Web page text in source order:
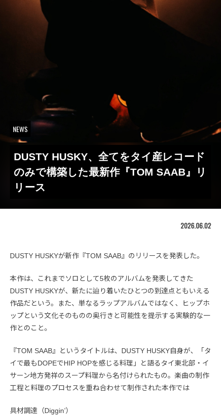
NEWS
DUSTY HUSKY、全てをタイ産レコード
のみで構築した最新作『TOM SAAB』リ
リース
2026.06.02
DUSTY HUSKYが新作『TOM SAAB』のリリースを発表した。
本作は、これまでソロとして5枚のアルバムを発表してきた
DUSTY HUSKYが、新たに辿り着いたひとつの到達点ともいえる
作品だという。また、単なるラップアルバムではなく、ヒップホ
ップという文化そのものの奥行きと可能性を提示する実験的な一
作とのこと。
『TOM SAAB』というタイトルは、DUSTY HUSKY自身が、「タ
イで最もDOPEでHIP HOPを感じる料理」と語るタイ東北部・イ
サーン地方発祥のスープ料理から名付けられたもの。楽曲の制作
工程と料理のプロセスを重ね合わせて制作された本作では
具材調達（Diggin’）